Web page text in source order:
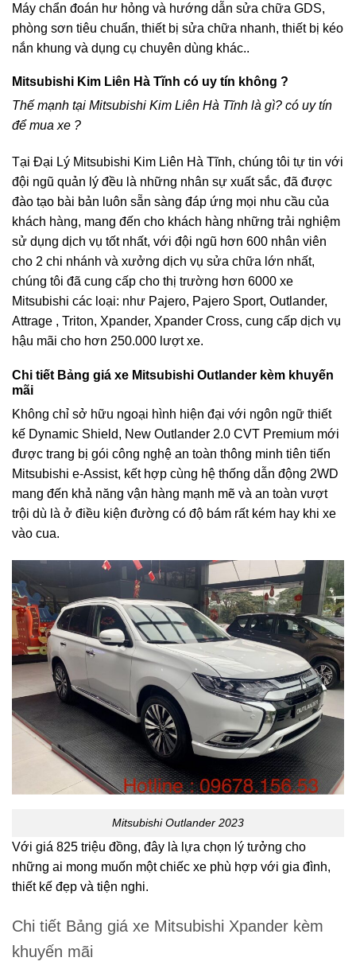
Máy chẩn đoán hư hỏng và hướng dẫn sửa chữa GDS,
phòng sơn tiêu chuẩn, thiết bị sửa chữa nhanh, thiết bị kéo
nắn khung và dụng cụ chuyên dùng khác..
Mitsubishi Kim Liên Hà Tĩnh có uy tín không ?
Thế mạnh tại Mitsubishi Kim Liên Hà Tĩnh là gì? có uy tín
để mua xe ?
Tại Đại Lý Mitsubishi Kim Liên Hà Tĩnh, chúng tôi tự tin với
đội ngũ quản lý đều là những nhân sự xuất sắc, đã được
đào tạo bài bản luôn sẵn sàng đáp ứng mọi nhu cầu của
khách hàng, mang đến cho khách hàng những trải nghiệm
sử dụng dịch vụ tốt nhất, với đội ngũ hơn 600 nhân viên
cho 2 chi nhánh và xưởng dịch vụ sửa chữa lớn nhất,
chúng tôi đã cung cấp cho thị trường hơn 6000 xe
Mitsubishi các loại: như Pajero, Pajero Sport, Outlander,
Attrage , Triton, Xpander, Xpander Cross, cung cấp dịch vụ
hậu mãi cho hơn 250.000 lượt xe.
Chi tiết Bảng giá xe Mitsubishi Outlander kèm khuyến
mãi
Không chỉ sở hữu ngoại hình hiện đại với ngôn ngữ thiết
kế Dynamic Shield, New Outlander 2.0 CVT Premium mới
được trang bị gói công nghệ an toàn thông minh tiên tiến
Mitsubishi e-Assist, kết hợp cùng hệ thống dẫn động 2WD
mang đến khả năng vận hàng mạnh mẽ và an toàn vượt
trội dù là ở điều kiện đường có độ bám rất kém hay khi xe
vào cua.
Mitsubishi Outlander 2023
Với giá 825 triệu đồng, đây là lựa chọn lý tưởng cho
những ai mong muốn một chiếc xe phù hợp với gia đình,
thiết kế đẹp và tiện nghi.
Chi tiết Bảng giá xe Mitsubishi Xpander kèm
khuyến mãi